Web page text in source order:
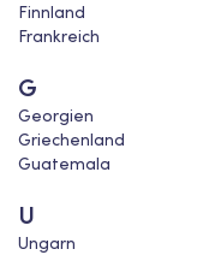
Finnland
Frankreich
G
Georgien
Griechenland
Guatemala
U
Ungarn